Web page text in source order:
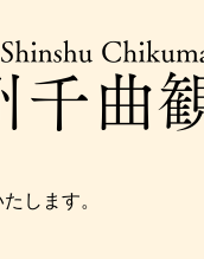
します。